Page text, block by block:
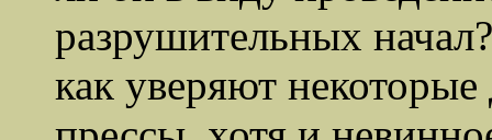
разрушительных
как уверяют